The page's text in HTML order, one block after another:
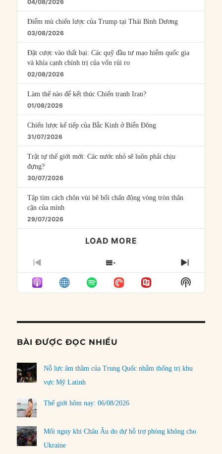
04/08/2026
Điểm mù chiến lược của Trump tại Thái Bình Dương
03/08/2026
Đặt cược vào thất bại: Các quỹ đầu tư mạo hiểm quốc gia
và khía cạnh chính trị của vốn rủi ro
02/08/2026
Làm thế nào để kết thúc Chiến tranh Iran?
01/08/2026
Chiến lược kế tiếp của Bắc Kinh ở Biển Đông
31/07/2026
Trật tự thế giới mới: Các nước nhỏ sẽ luôn phải chịu
đựng?
30/07/2026
Tập tìm cách chôn vùi bê bối chấn động vòng tròn thân
cận của mình
29/07/2026
LOAD MORE
PREVIOUS
EPISODE
SHOW
EPISODES
LIST
NEXT
Show
Podcast
BÀI ĐƯỢC ĐỌC NHIỀU
Nỗ lực âm thầm của Trung Quốc nhằm thống trị khu
vực Mỹ Latinh
Thế giới hôm nay: 06/08/2026
Mối nguy khi Châu Âu do dự hỗ trợ phòng không cho
Ukraine